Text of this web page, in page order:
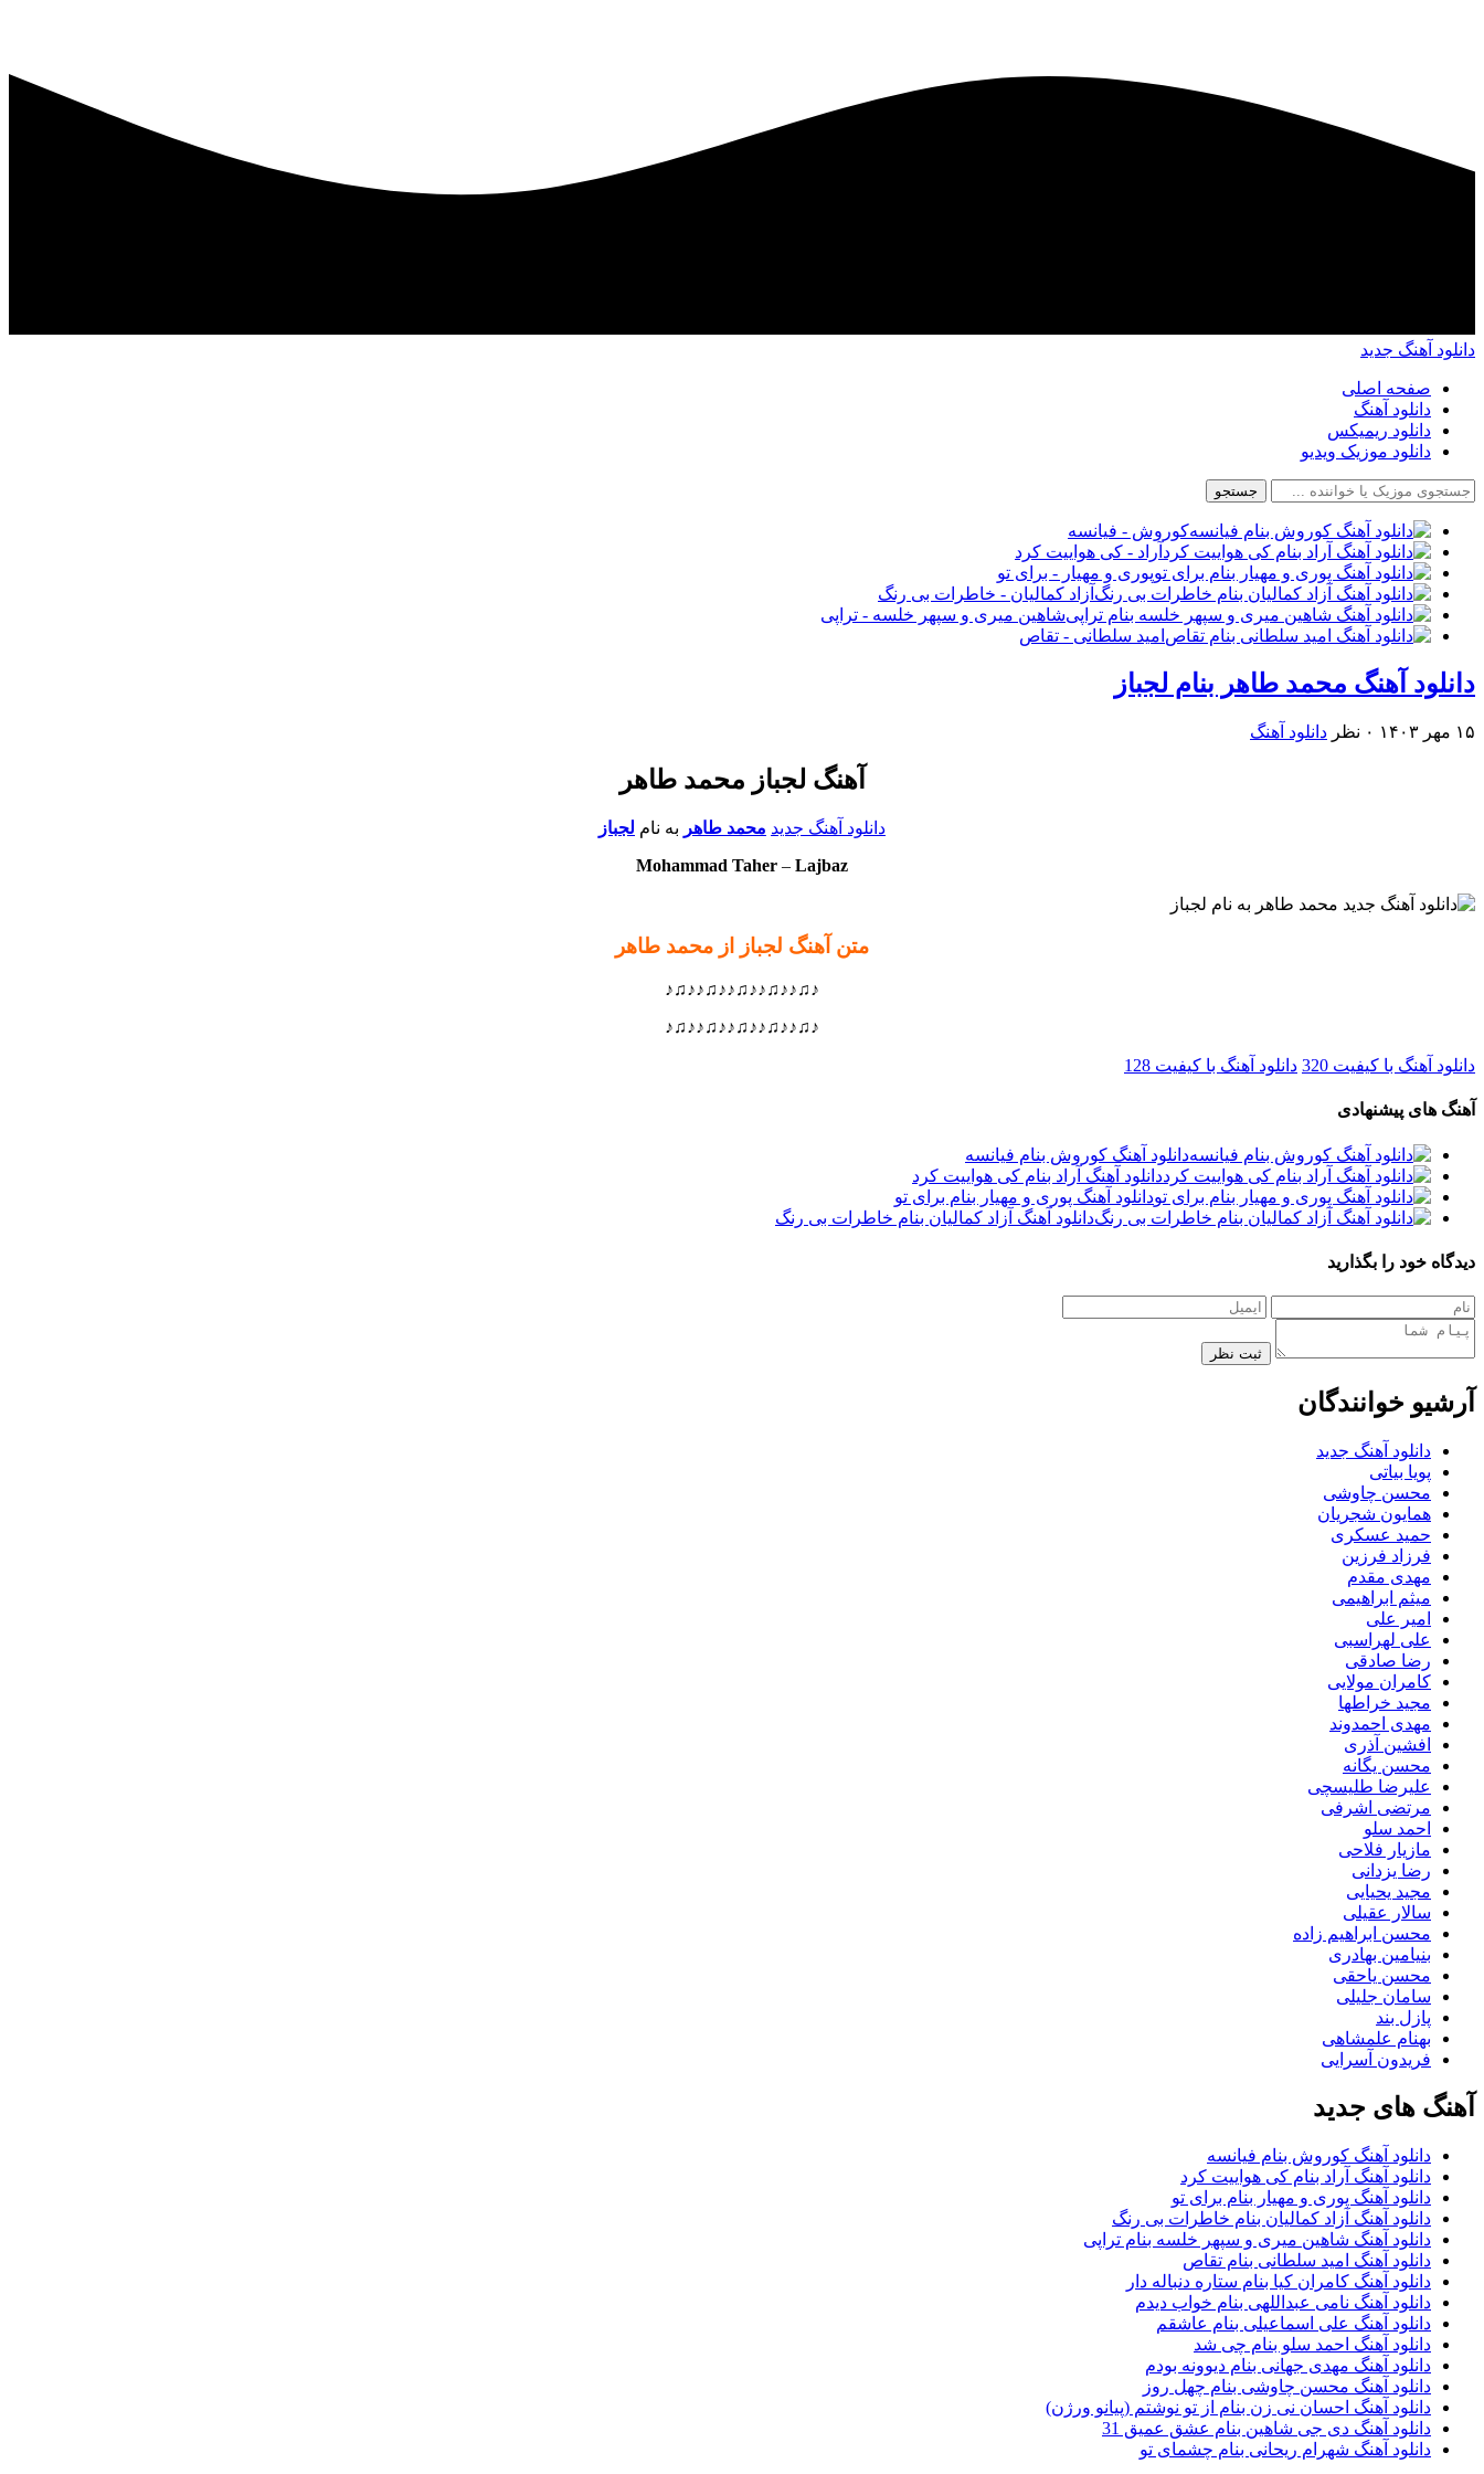
دانلود آهنگ جدید
صفحه اصلی
دانلود آهنگ
دانلود ریمیکس
دانلود موزیک ویدیو
جستجو
کوروش - فیانسه
آراد - کی هواییت کرد
پوری و مهیار - برای تو
آزاد کمالیان - خاطرات بی رنگ
شاهین میری و سپهر خلسه - تراپی
امید سلطانی - تقاص
دانلود آهنگ محمد طاهر بنام لجباز
۱۵ مهر ۱۴۰۳ ۰ نظر دانلود آهنگ
آهنگ لجباز محمد طاهر
دانلود آهنگ جدید محمد طاهر به نام لجباز
Mohammad Taher – Lajbaz
متن آهنگ لجباز از محمد طاهر
♪♫♪♪♫♪♪♫♪♪♫♪♪♫♪
♪♫♪♪♫♪♪♫♪♪♫♪♪♫♪
دانلود آهنگ با کیفیت 320 دانلود آهنگ با کیفیت 128
آهنگ های پیشنهادی
دانلود آهنگ کوروش بنام فیانسه
دانلود آهنگ آراد بنام کی هواییت کرد
دانلود آهنگ پوری و مهیار بنام برای تو
دانلود آهنگ آزاد کمالیان بنام خاطرات بی رنگ
دیدگاه خود را بگذارید
ثبت نظر
آرشیو خوانندگان
دانلود آهنگ جدید
پویا بیاتی
محسن چاوشی
همایون شجریان
حمید عسکری
فرزاد فرزین
مهدی مقدم
میثم ابراهیمی
امیر علی
علی لهراسبی
رضا صادقی
کامران مولایی
مجید خراطها
مهدی احمدوند
افشین آذری
محسن یگانه
علیرضا طلیسچی
مرتضی اشرفی
احمد سلو
مازیار فلاحی
رضا یزدانی
مجید یحیایی
سالار عقیلی
محسن ابراهیم زاده
بنیامین بهادری
محسن یاحقی
سامان جلیلی
پازل بند
بهنام علمشاهی
فریدون آسرایی
آهنگ های جدید
دانلود آهنگ کوروش بنام فیانسه
دانلود آهنگ آراد بنام کی هواییت کرد
دانلود آهنگ پوری و مهیار بنام برای تو
دانلود آهنگ آزاد کمالیان بنام خاطرات بی رنگ
دانلود آهنگ شاهین میری و سپهر خلسه بنام تراپی
دانلود آهنگ امید سلطانی بنام تقاص
دانلود آهنگ کامران کیا بنام ستاره دنباله دار
دانلود آهنگ نامی عبداللهی بنام خواب دیدم
دانلود آهنگ علی اسماعیلی بنام عاشقم
دانلود آهنگ احمد سلو بنام چی شد
دانلود آهنگ مهدی جهانی بنام دیوونه بودم
دانلود آهنگ محسن چاوشی بنام چهل روز
دانلود آهنگ احسان نی زن بنام از تو نوشتم (پیانو ورژن)
دانلود آهنگ دی جی شاهین بنام عشق عمیق 31
دانلود آهنگ شهرام ریحانی بنام چشمای تو